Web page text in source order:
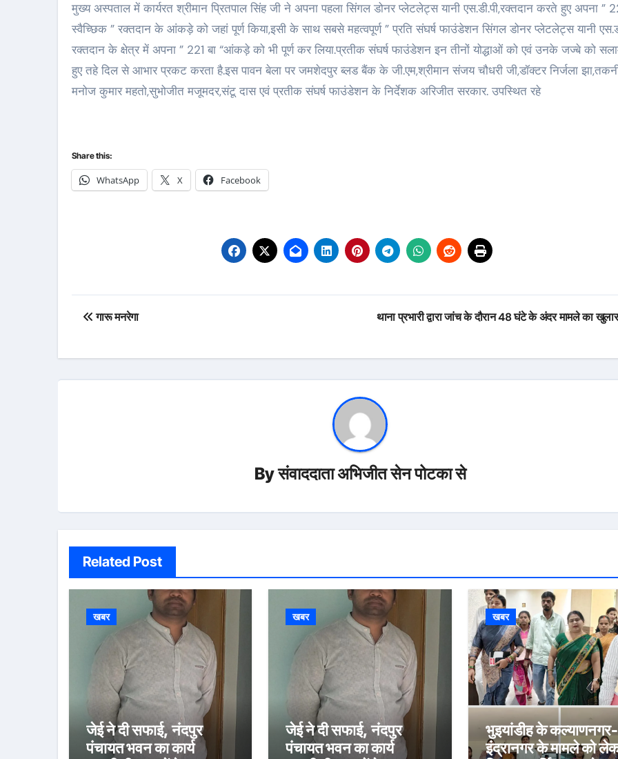
मुख्य अस्पताल में कार्यरत श्रीमान प्रितपाल सिंह जी ने अपना पहला सिंगल डोनर प्लेटलेट्स यानी एस.डी.पी,रक्तदान करते हुए अपना ”
स्वैच्छिक ” रक्तदान के आंकड़े को जहां पूर्ण किया,इसी के साथ सबसे महत्वपूर्ण ” प्रति संघर्ष फाउंडेशन सिंगल डोनर प्लेटलेट्स यानी
रक्तदान के क्षेत्र में अपना ” 221 बा “आंकड़े को भी पूर्ण कर लिया.प्रतीक संघर्ष फाउंडेशन इन तीनों योद्धाओं को एवं उनके जज्बे को
हुए तहे दिल से आभार प्रकट करता है.इस पावन बेला पर जमशेदपुर ब्लड बैंक के जी.एम,श्रीमान संजय चौधरी जी,डॉक्टर निर्जला
मनोज कुमार महतो,सुभोजीत मजूमदर,संटू दास एवं प्रतीक संघर्ष फाउंडेशन के निर्देशक अरिजीत सरकार. उपस्थित रहे
Share this:
WhatsApp X Facebook
Post
गारू मनरेगा थाना प्रभारी द्वारा जांच के दौरान 48 घंटे के अंदर मामले का
Byसंवाददाता अभिजीत सेन पोटका से
Related Post
खबर
जेई ने दी सफाई, नंदपुर
पंचायत भवन का कार्य
खबर
जेई ने दी सफाई, नंदपुर
पंचायत भवन का कार्य
खबर
भुइयांडीह के कल्याणनगर-
इंद्रानगर के मामले को